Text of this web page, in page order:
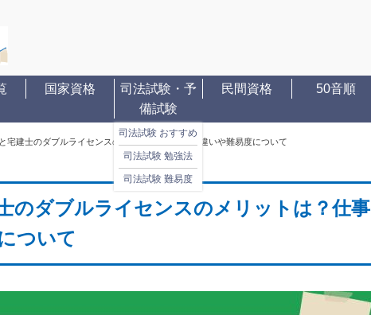
国家資格
司法試験・予
備試験
司法試験 おすすめ
司法試験 勉強法
司法試験 難易度
民間資格 50音順
宅建士のダブルライセンスのメリットは？仕事の違いや難易度について
のダブルライセンスのメリットは？仕事
ついて